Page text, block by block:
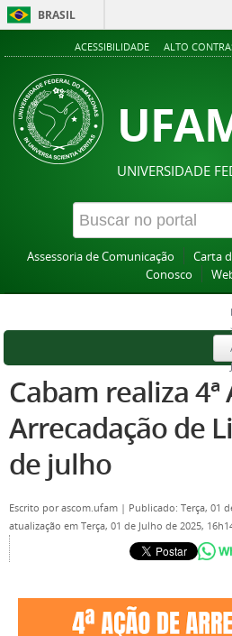
BRASIL
ACESSIBILIDADE ALTO
UNIVERSIDADE
Assessoria de Comunicação Carta
Conosco
Cabam realiza 4ª
Arrecadação de
de julho
Escrito porascom.ufam | Publicado: Terça, 01
atualização em Terça, 01 de Julho de 2025,